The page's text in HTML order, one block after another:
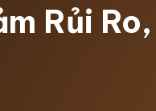
Rủi